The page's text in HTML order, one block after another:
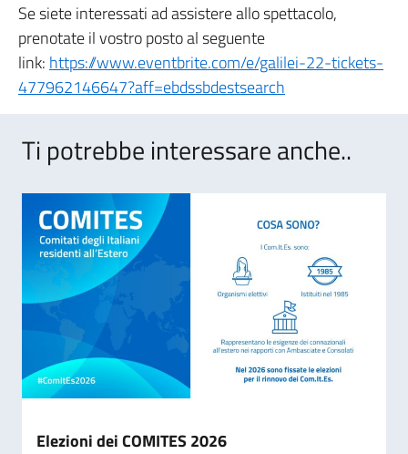
Se siete interessati ad assistere allo spettacolo,
prenotate il vostro posto al seguente
link: https://www.eventbrite.com/e/galilei-22-tickets-
477962146647?aff=ebdssbdestsearch
Ti potrebbe interessare anche..
Elezioni dei COMITES 2026